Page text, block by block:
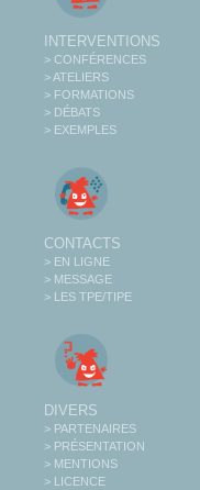
INTERVENTIONS
> CONFÉRENCES
> ATELIERS
> FORMATIONS
> DÉBATS
> EXEMPLES
CONTACTS
> EN LIGNE
> MESSAGE
> LES TPE/TIPE
DIVERS
> PARTENAIRES
> PRÉSENTATION
> MENTIONS
> LICENCE